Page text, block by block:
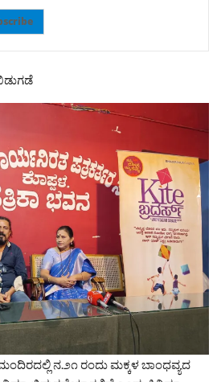
ಮಂದಿರದಲ್ಲಿ ನ.೨೧ ರಂದು ಮಕ್ಕಳ ಬಾಂಧವ್ಯದ